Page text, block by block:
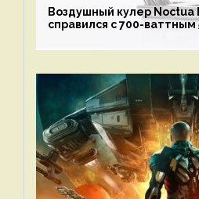
Воздушный кулер Noctua
справился с 700-